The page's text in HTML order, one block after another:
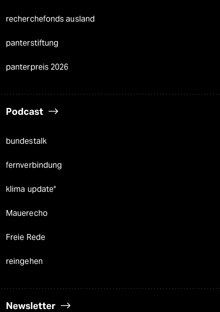
recherchefonds ausland
panterstiftung
panterpreis 2026
Podcast
bundestalk
fernverbindung
klima update°
Mauerecho
Freie Rede
reingehen
Newsletter